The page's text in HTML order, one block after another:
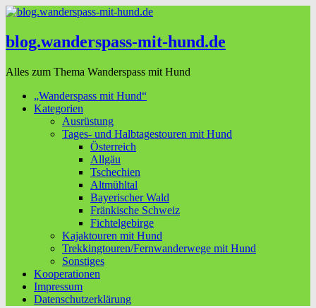
blog.wanderspass-mit-hund.de
Alles zum Thema Wanderspass mit Hund
„Wanderspass mit Hund“
Kategorien
Ausrüstung
Tages- und Halbtagestouren mit Hund
Österreich
Allgäu
Tschechien
Altmühltal
Bayerischer Wald
Fränkische Schweiz
Fichtelgebirge
Kajaktouren mit Hund
Trekkingtouren/Fernwanderwege mit Hund
Sonstiges
Kooperationen
Impressum
Datenschutzerklärung